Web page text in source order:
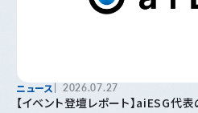
ニュース 2026.07.27
【イベント登壇レポート】aiESG代